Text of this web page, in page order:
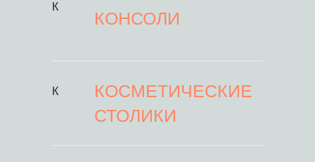
К
КОНСОЛИ
К
КОСМЕТИЧЕСКИЕ
СТОЛИКИ